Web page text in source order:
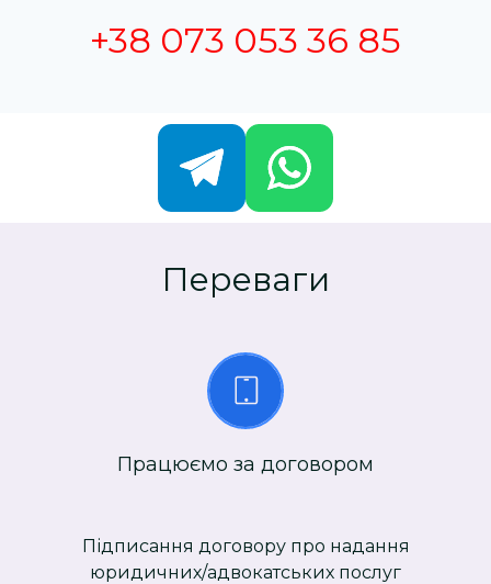
+38 073 053 36 85
Переваги
Працюємо за договором
Підписання договору про надання
юридичних/адвокатських послуг